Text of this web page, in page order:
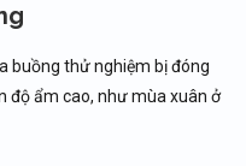
buồng thử nghiệm bị đóng
độ ẩm cao, như mùa xuân ở